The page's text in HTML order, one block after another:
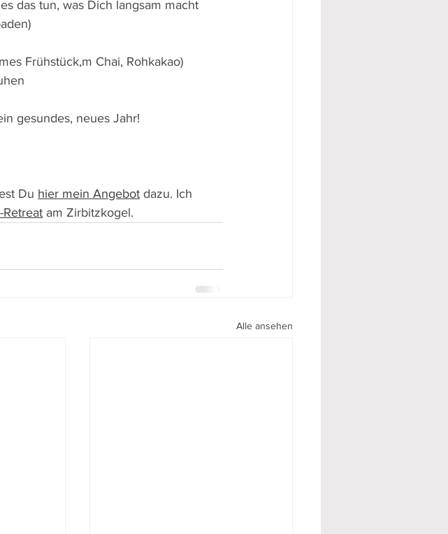
das tun, was Dich langsam macht
Frühstück,m Chai, Rohkakao)
gesundes, neues Jahr!
Du hier mein Angebot dazu. Ich
Retreat am Zirbitzkogel.
Alle ansehen